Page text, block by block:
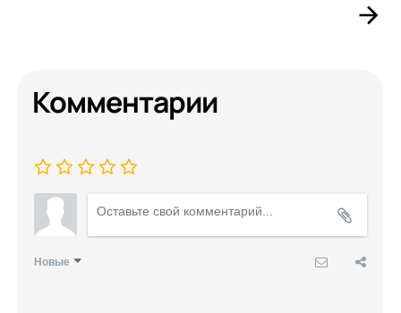
Комментарии
Новые